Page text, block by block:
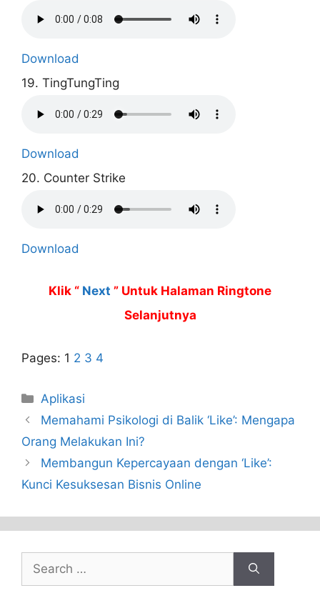
Download
19. TingTungTing
Download
20. Counter Strike
Download
Klik “ Next ” Untuk Halaman Ringtone
Selanjutnya
Pages: 1 2 3 4
Categories
Aplikasi
Memahami Psikologi di Balik ‘Like’: Mengapa
Orang Melakukan Ini?
Membangun Kepercayaan dengan ‘Like’:
Kunci Kesuksesan Bisnis Online
Search
for: